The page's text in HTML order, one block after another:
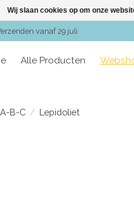
vanaf 29 juli
Alle Producten
B-C / Lepidoliet
Wij slaan cookies op om onze